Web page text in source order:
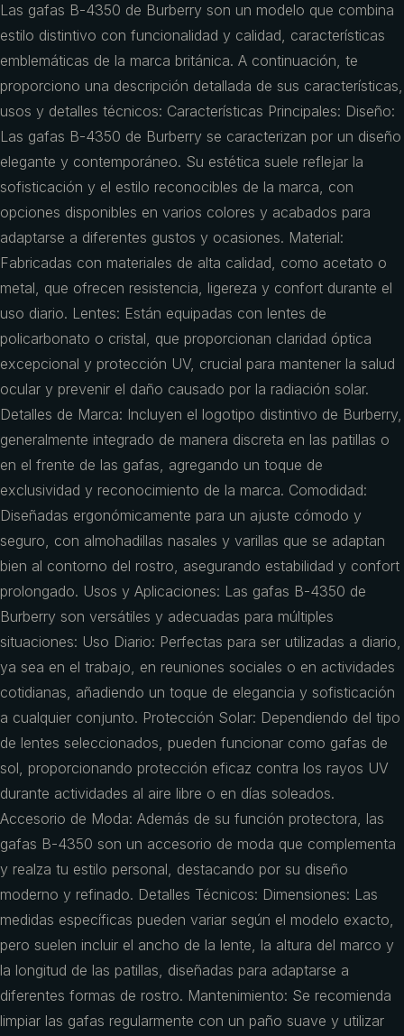
Las gafas B-4350 de Burberry son un modelo que combina
estilo distintivo con funcionalidad y calidad, características
emblemáticas de la marca británica. A continuación, te
proporciono una descripción detallada de sus características,
usos y detalles técnicos: Características Principales: Diseño:
Las gafas B-4350 de Burberry se caracterizan por un diseño
elegante y contemporáneo. Su estética suele reflejar la
sofisticación y el estilo reconocibles de la marca, con
opciones disponibles en varios colores y acabados para
adaptarse a diferentes gustos y ocasiones. Material:
Fabricadas con materiales de alta calidad, como acetato o
metal, que ofrecen resistencia, ligereza y confort durante el
uso diario. Lentes: Están equipadas con lentes de
policarbonato o cristal, que proporcionan claridad óptica
excepcional y protección UV, crucial para mantener la salud
ocular y prevenir el daño causado por la radiación solar.
Detalles de Marca: Incluyen el logotipo distintivo de Burberry,
generalmente integrado de manera discreta en las patillas o
en el frente de las gafas, agregando un toque de
exclusividad y reconocimiento de la marca. Comodidad:
Diseñadas ergonómicamente para un ajuste cómodo y
seguro, con almohadillas nasales y varillas que se adaptan
bien al contorno del rostro, asegurando estabilidad y confort
prolongado. Usos y Aplicaciones: Las gafas B-4350 de
Burberry son versátiles y adecuadas para múltiples
situaciones: Uso Diario: Perfectas para ser utilizadas a diario,
ya sea en el trabajo, en reuniones sociales o en actividades
cotidianas, añadiendo un toque de elegancia y sofisticación
a cualquier conjunto. Protección Solar: Dependiendo del tipo
de lentes seleccionados, pueden funcionar como gafas de
sol, proporcionando protección eficaz contra los rayos UV
durante actividades al aire libre o en días soleados.
Accesorio de Moda: Además de su función protectora, las
gafas B-4350 son un accesorio de moda que complementa
y realza tu estilo personal, destacando por su diseño
moderno y refinado. Detalles Técnicos: Dimensiones: Las
medidas específicas pueden variar según el modelo exacto,
pero suelen incluir el ancho de la lente, la altura del marco y
la longitud de las patillas, diseñadas para adaptarse a
diferentes formas de rostro. Mantenimiento: Se recomienda
limpiar las gafas regularmente con un paño suave y utilizar